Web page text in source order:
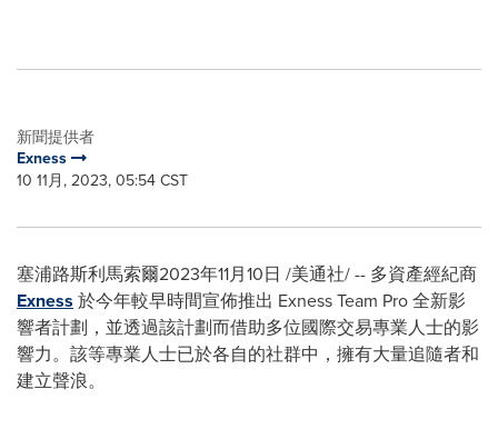
新聞提供者
Exness
10 11月, 2023, 05:54 CST
塞浦路斯利馬索爾2023年11月10日 /美通社/ -- 多資產經紀商
Exness 於今年較早時間宣佈推出 Exness Team Pro 全新影
響者計劃，並透過該計劃而借助多位國際交易專業人士的影
響力。該等專業人士已於各自的社群中，擁有大量追隨者和
建立聲浪。